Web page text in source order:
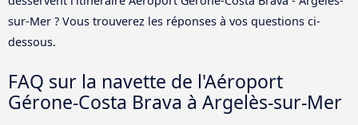
sur-Mer ? Vous trouverez les réponses à vos questions ci-
dessous.
FAQ sur la navette de l'Aéroport
Gérone-Costa Brava à Argelès-sur-Mer